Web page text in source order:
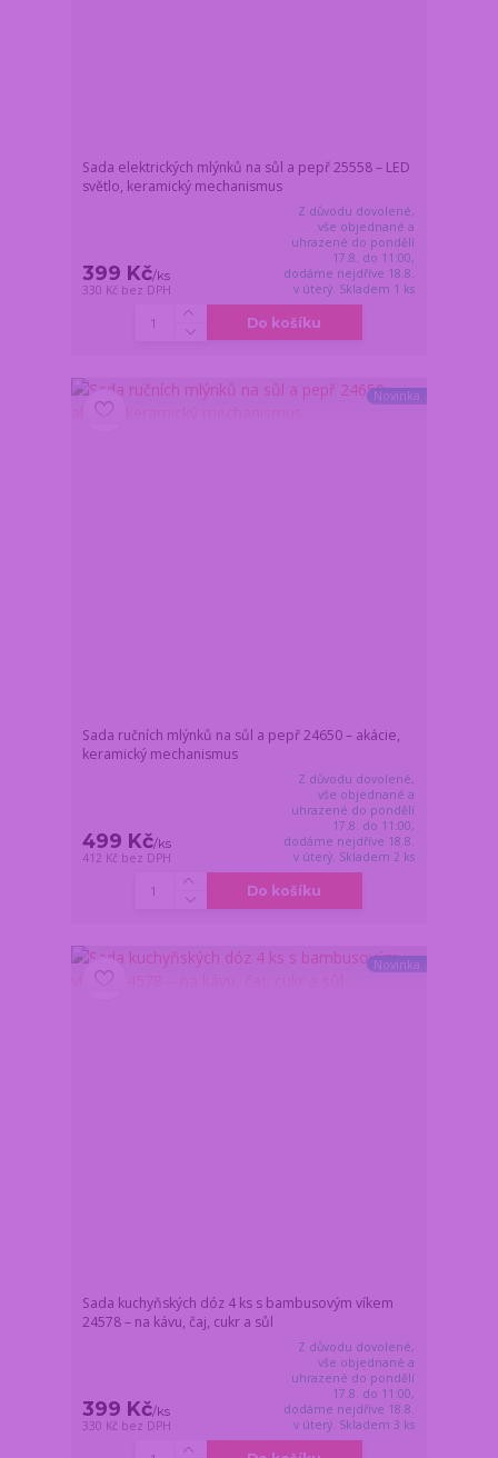
Sada elektrických mlýnků na sůl a pepř 25558 – LED
světlo, keramický mechanismus
399 Kč/ks
330 Kč bez DPH
Z důvodu dovolené,
vše objednané a
uhrazené do pondělí
17.8. do 11:00,
dodáme nejdříve 18.8.
v úterý. Skladem 1 ks
Do košíku
Novinka
Sada ručních mlýnků na sůl a pepř 24650 – akácie,
keramický mechanismus
499 Kč/ks
412 Kč bez DPH
Z důvodu dovolené,
vše objednané a
uhrazené do pondělí
17.8. do 11:00,
dodáme nejdříve 18.8.
v úterý. Skladem 2 ks
Do košíku
Novinka
Sada kuchyňských dóz 4 ks s bambusovým víkem
24578 – na kávu, čaj, cukr a sůl
399 Kč/ks
330 Kč bez DPH
Z důvodu dovolené,
vše objednané a
uhrazené do pondělí
17.8. do 11:00,
dodáme nejdříve 18.8.
v úterý. Skladem 3 ks